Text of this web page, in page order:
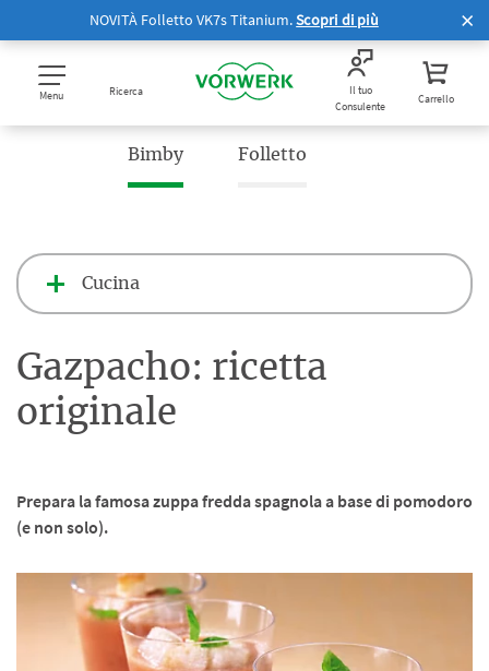
NOVITÀ Folletto VK7s Titanium.Scopri di più
Menu Ricerca
Il tuo
Consulente
Carrello
Bimby Folletto
Cucina
Gazpacho: ricetta
originale
Prepara la famosa zuppa fredda spagnola a base di pomodoro
(e non solo).